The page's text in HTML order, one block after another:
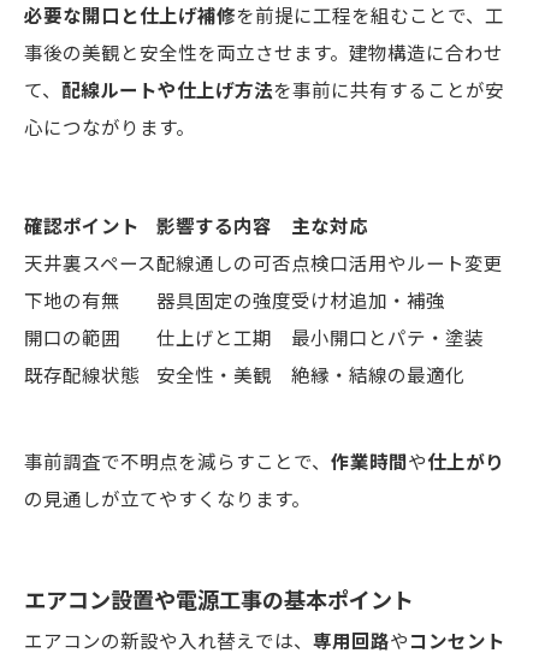
必要な開口と仕上げ補修を前提に工程を組むことで、工
事後の美観と安全性を両立させます。建物構造に合わせ
て、 配線ルートや仕上げ方法を事前に共有することが安
心につながります。
確認ポイント 影響する内容
主な対応
天井裏スペース配線通しの可否点検口活用やルート変更
下地の有無
器具固定の強度受け材追加・補強
開口の範囲
仕上げと工期
最小開口とパテ・塗装
既存配線状態
安全性・美観 絶縁・結線の最適化
事前調査で不明点を減らすことで、 作業時間や仕上がり
の見通しが立てやすくなります。
エアコン設置や電源工事の基本ポイント
エアコンの新設や入れ替えでは、 専用回路やコンセント